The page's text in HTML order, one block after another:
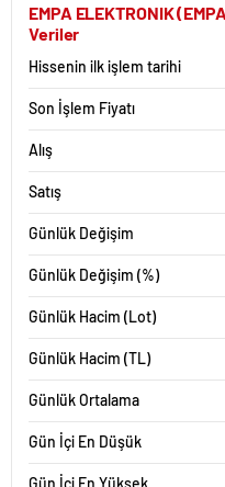
EMPA ELEKTRONIK
Veriler
Hissenin ilk işlem tarihi
Son İşlem Fiyatı
Alış
Satış
Günlük Değişim
Günlük Değişim (%)
Günlük Hacim (Lot)
Günlük Hacim (TL)
Günlük Ortalama
Gün İçi En Düşük
Gün İçi En Yüksek